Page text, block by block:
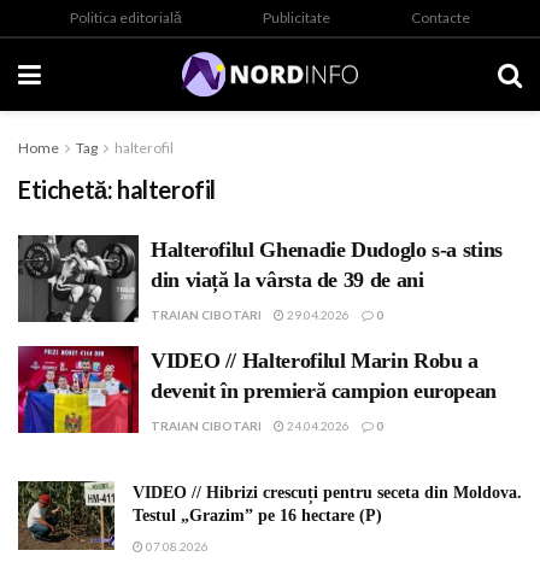
Politica editorială Publicitate Contacte
Home Tag halterofil
Etichetă: halterofil
Halterofilul Ghenadie Dudoglo s-a stins
din viață la vârsta de 39 de ani
TRAIAN CIBOTARI 29.04.2026 0
VIDEO // Halterofilul Marin Robu a
devenit în premieră campion european
TRAIAN CIBOTARI 24.04.2026 0
VIDEO // Hibrizi crescuți pentru seceta din Moldova.
Testul „Grazim” pe 16 hectare (P)
07.08.2026